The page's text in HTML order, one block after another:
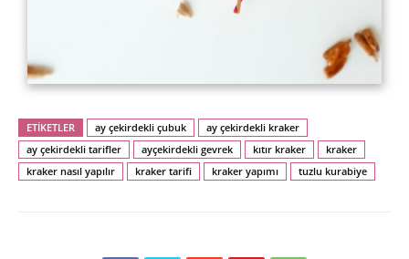
ETİKETLER ay çekirdekli çubuk
ay çekirdekli kraker
ay çekirdekli tarifler
ayçekirdekli gevrek kıtır kraker
kraker
kraker nasıl yapılır
kraker tarifi kraker yapımı tuzlu kurabiye